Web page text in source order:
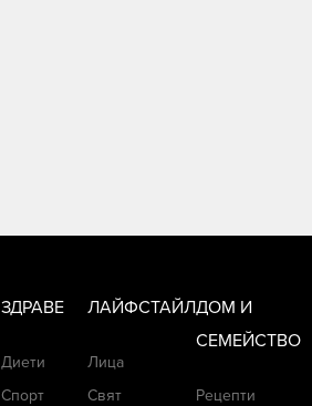
ЗДРАВЕ
Диети
Спорт
ЛАЙФСТАЙЛ
Лица
Свят
ДОМ И
СЕМЕЙСТВО
Рецепти